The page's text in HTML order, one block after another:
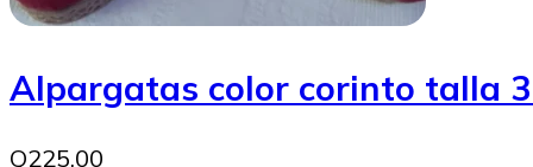
Alpargatas color corinto talla
Q225.00